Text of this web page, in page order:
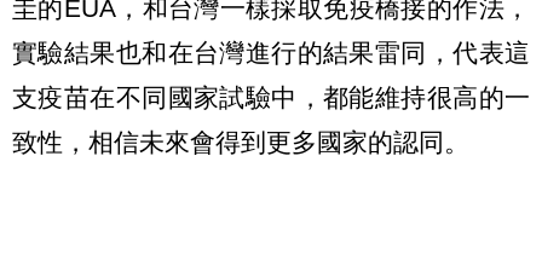
圭的EUA，和台灣一樣採取免疫橋接的作法，
實驗結果也和在台灣進行的結果雷同，代表這
支疫苗在不同國家試驗中，都能維持很高的一
致性，相信未來會得到更多國家的認同。